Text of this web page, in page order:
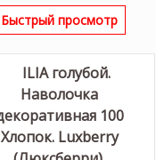
Быстрый просмотр